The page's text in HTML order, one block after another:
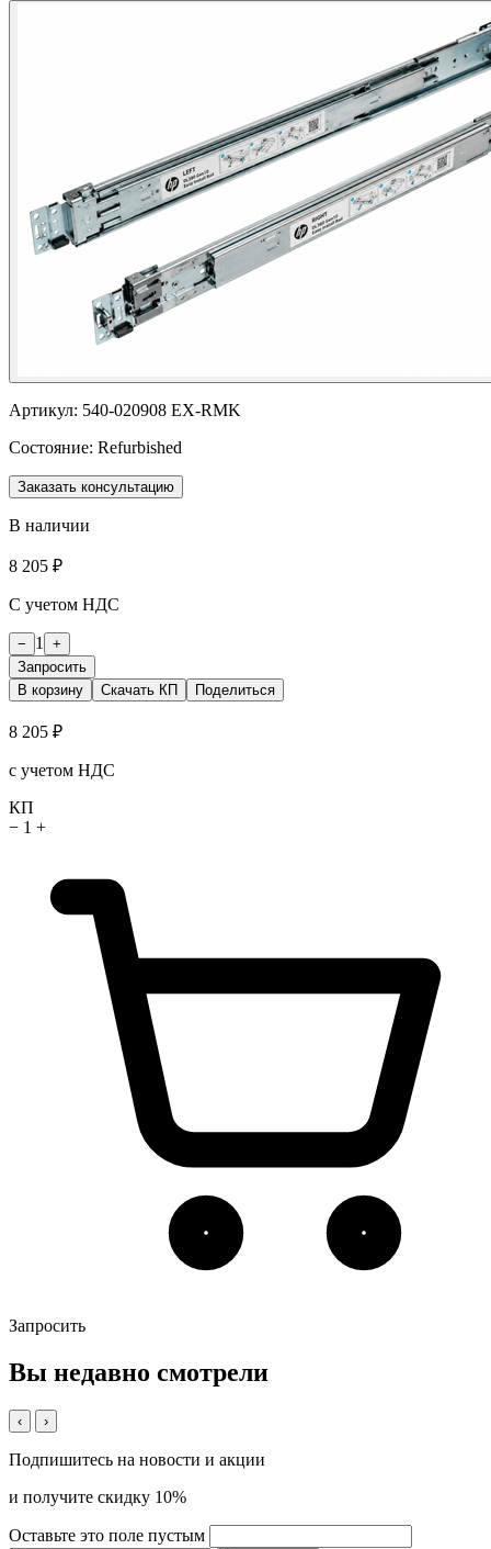
Артикул: 540-020908 EX-RMK
Состояние: Refurbished
Заказать консультацию
В наличии
8 205 ₽
С учетом НДС
− 1
+
Запросить
В корзину
Скачать КП Поделиться
8 205 ₽
с учетом НДС
КП
− 1 +
Запросить
Вы недавно смотрели
‹ ›
Подпишитесь на новости и акции
и получите скидку 10%
Оставьте это поле пустым